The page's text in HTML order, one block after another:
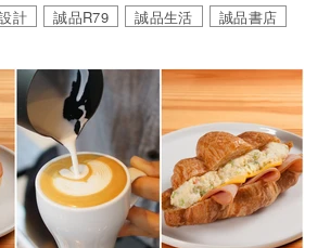
計 誠品R79 誠品生活 誠品書店